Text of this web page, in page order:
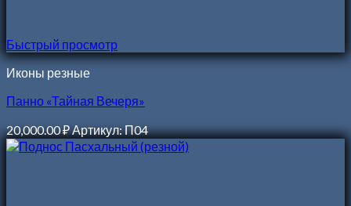
Быстрый просмотр
Иконы резные
Панно «Тайная Вечеря»
20,000.00₽Артикул: П04